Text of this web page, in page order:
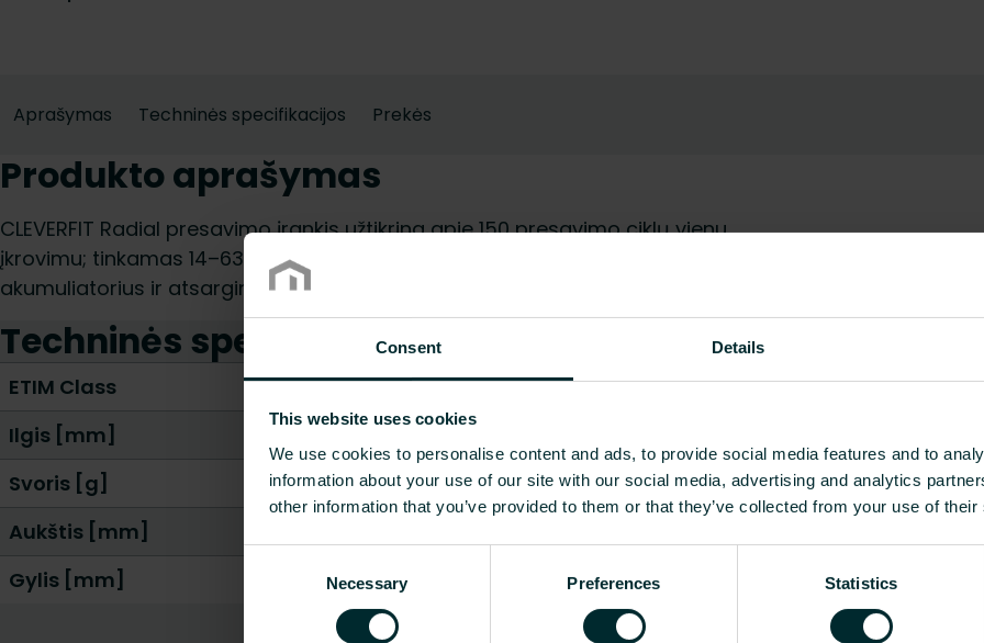
Consent Details
This website uses cookies
We use cookies to personalise content and ads, to provide social media features and to
information about your use of our site with our social media, advertising and analytics
other information that you’ve provided to them or that they’ve collected from your use of
Necessary Preferences Statistics
Aprašymas Techninės specifikacijos Prekės
Produkto aprašymas
CLEVERFIT Radial presavimo įrankis užtikrina apie 150 presavimo ciklų vienu
įkrovimu; tinkamas 14–63 mm replėms; komplekte lagaminas, įkroviklis,
akumuliatorius ir atsarginis Li‑Ion akumuliatorius.
Techninės specifikacijos
ETIM Class
EC000357 - Standartinė
Ilgis [mm]
Svoris [g]
9.51
Aukštis [mm]
Gylis [mm]
Rodyti viską